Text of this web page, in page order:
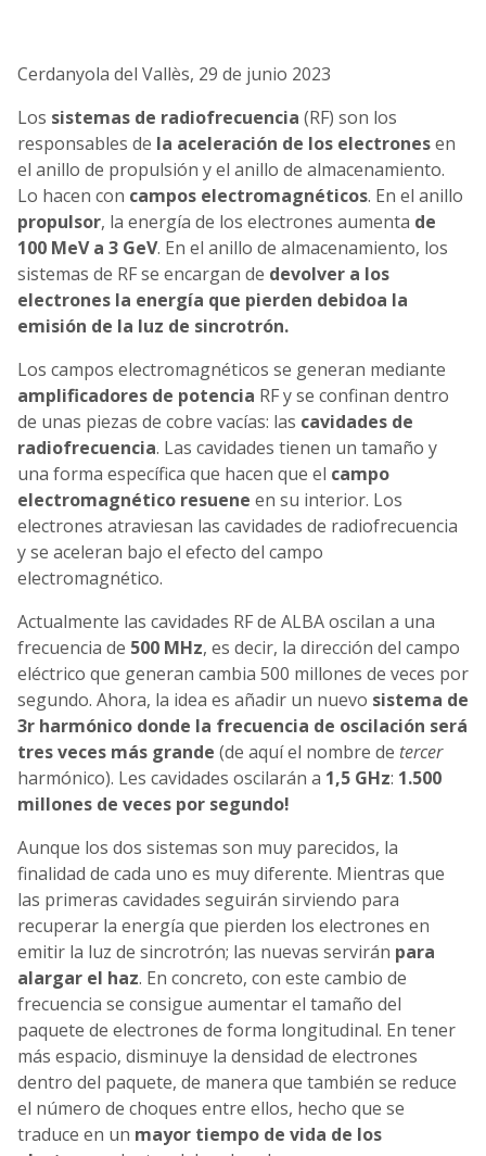
Cerdanyola del Vallès, 29 de junio 2023
Los sistemas de radiofrecuencia (RF) son los
responsables de la aceleración de los electronesen
el anillo de propulsión y el anillo de almacenamiento.
Lo hacen con campos electromagnéticos. En el anillo
propulsor, la energía de los electrones aumenta de
100 MeV a 3 GeV. En el anillo de almacenamiento, los
sistemas de RF se encargan de devolver a los
electrones la energía que pierden debidoa la
emisión de la luz de sincrotrón.
Los campos electromagnéticos se generan mediante
amplificadores de potencia RF y se confinan dentro
de unas piezas de cobre vacías: las cavidades de
radiofrecuencia. Las cavidades tienen un tamaño y
una forma específica que hacen que el campo
electromagnético resuene en su interior. Los
electrones atraviesan las cavidades de radiofrecuencia
y se aceleran bajo el efecto del campo
electromagnético.
Actualmente las cavidades RF de ALBA oscilan a una
frecuencia de 500 MHz, es decir, la dirección del campo
eléctrico que generan cambia 500 millones de veces por
segundo. Ahora, la idea es añadir un nuevo sistema de
3r harmónico donde la frecuencia de oscilación será
tres veces más grande (de aquí el nombre de tercer
harmónico). Les cavidades oscilarán a 1,5 GHz: 1.500
millones de veces por segundo!
Aunque los dos sistemas son muy parecidos, la
finalidad de cada uno es muy diferente. Mientras que
las primeras cavidades seguirán sirviendo para
recuperar la energía que pierden los electrones en
emitir la luz de sincrotrón; las nuevas servirán para
alargar el haz. En concreto, con este cambio de
frecuencia se consigue aumentar el tamaño del
paquete de electrones de forma longitudinal. En tener
más espacio, disminuye la densidad de electrones
dentro del paquete, de manera que también se reduce
el número de choques entre ellos, hecho que se
traduce en un mayor tiempo de vida de los